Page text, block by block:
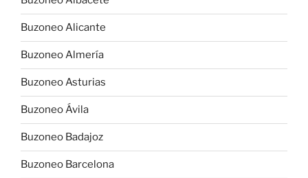
Buzoneo Alicante
Buzoneo Almería
Buzoneo Asturias
Buzoneo Ávila
Buzoneo Badajoz
Buzoneo Barcelona